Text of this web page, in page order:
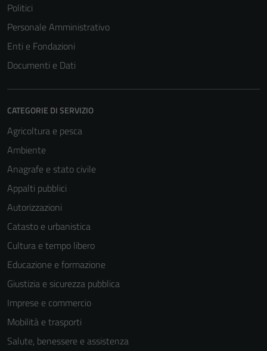
Politici
Personale Amministrativo
Enti e Fondazioni
Documenti e Dati
CATEGORIE DI SERVIZIO
Agricoltura e pesca
Ambiente
Anagrafe e stato civile
Appalti pubblici
Autorizzazioni
Catasto e urbanistica
Cultura e tempo libero
Educazione e formazione
Giustizia e sicurezza pubblica
Imprese e commercio
Mobilità e trasporti
Salute, benessere e assistenza